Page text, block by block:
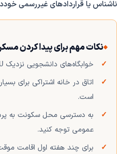
ناشناس یا قراردادهای غیررسمی
نکات مهم برای پیدا کردن
خوابگاه‌های دانشجویی نزدیک JKU را زود بررسی کنید.
اتاق در خانه اشتراکی برای
است.
به دسترسی محل سکونت به
عمومی توجه کنید.
برای چند هفته اول اقامت